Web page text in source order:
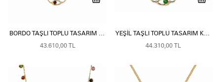
BORDO TAŞLI TOPLU TASARIM KOLYE
43.610,00 TL
YEŞIL TAŞLI TOPLU TASARIM KOLYE
44.310,00 TL